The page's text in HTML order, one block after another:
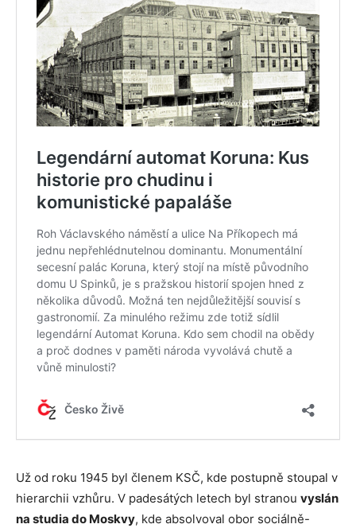
Už od roku 1945 byl členem KSČ, kde postupně stoupal v
hierarchii vzhůru. V padesátých letech byl stranou vyslán
na studia do Moskvy, kde absolvoval obor sociálně-